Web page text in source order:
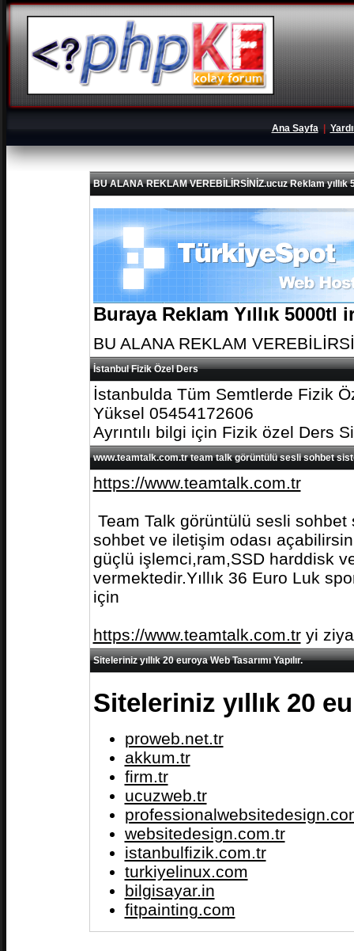
Ana Sayfa|
BU ALANA REKLAM VEREBİLİRSİNİZ.ucuz Reklam yıllık
Buraya Reklam Yıllık
BU ALANA REKLAM
İstanbul Fizik Özel Ders
İstanbulda Tüm Semtlerde Fizik
Yüksel 05454172606
Ayrıntılı bilgi için Fizik özel Ders
www.teamtalk.com.tr team talk görüntülü sesli sohbet
https://www.teamtalk.com.tr
Team Talk görüntülü sesli
sohbet ve iletişim odası
güçlü işlemci,ram,SSD harddisk
vermektedir.Yıllık 36 Euro Luk
için
https://www.teamtalk.com.tryi
Siteleriniz yıllık 20 euroya Web Tasarımı Yapılır.
Siteleriniz yıllık 20
proweb.net.tr
akkum.tr
firm.tr
ucuzweb.tr
websitedesign.com.tr
istanbulfizik.com.tr
turkiyelinux.com
bilgisayar.in
fitpainting.com